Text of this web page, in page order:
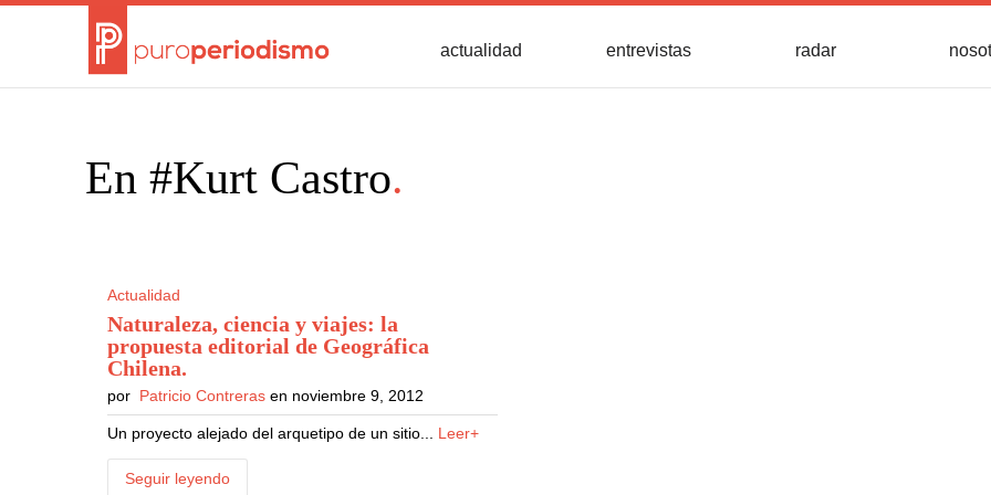
actualidad entrevistas radar
En #Kurt Castro.
Actualidad
Naturaleza, ciencia y viajes: la
propuesta editorial de Geográfica
Chilena.
por Patricio Contreras en noviembre 9, 2012
Un proyecto alejado del arquetipo de un sitio... Leer+
Seguir leyendo